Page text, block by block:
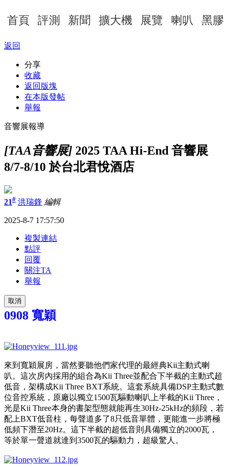
首頁 評測 新聞 擴大機 展覽 喇叭 黑膠
返回
分享
收藏
返回版塊
在本版發帖
舉報
音響展報導
[TAA音響展] 2025 TAA Hi-End 音響展
8/7-8/10 於台北君悅酒店
21# 洪瑞鋒 編輯
2025-8-7 17:57:50
複製連結
點評
回覆
關注TA
舉報
取消
0908 寬穎
來到寬穎展房，當然要聽他們家代理的最經典Kii主動式喇
叭。這次房內採用的組合為Kii Three並配合下半截的主動式超
低音，架構成Kii Three BXT系統。這套系統具備DSP主動式數
位音控系統，原廠以獨立1500瓦驅動喇叭上半截的Kii Three，
光是Kii Three本身的書架型態就能再生30Hz-25kHz的頻段，若
配上BXT低音柱，每聲道多了8只低音單體，更能進一步將極
低頻下潛至20Hz。這下半截的超低音則具備獨立的2000瓦，
等於單一聲道就達到3500瓦的驅動力，超級驚人。